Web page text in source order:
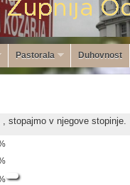
Pastorala Duhovnost
stopajmo v njegove stopinje.